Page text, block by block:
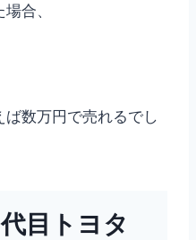
合、
数万円で売れるでし
目トヨタ